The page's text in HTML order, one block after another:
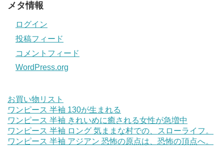
メタ情報
ログイン
投稿フィード
コメントフィード
WordPress.org
お買い物リスト
ワンピース 半袖 130が生まれる
ワンピース 半袖 きれいめに癒される女性が急増中
ワンピース 半袖 ロング 気ままな村での、スローライフ。
ワンピース 半袖 アジアン 恐怖の原点は、恐怖の頂点へ。